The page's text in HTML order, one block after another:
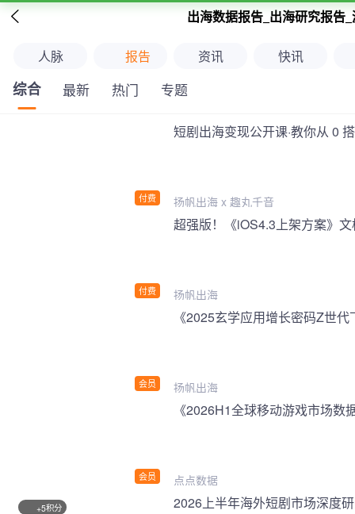
 出海数据报告_出海研究报告
人脉 报告 资讯 快讯
综合 最新 热门 专题
付费
短剧出海变现公开课·教你从 0
扬帆出海 x 趣丸千音
付费 扬帆出海
会员
《2025玄学应用增长密码Z世
扬帆出海
会员
《2026H1全球移动游戏市场数
点点数据
+5积分 2026上半年海外短剧市场深度